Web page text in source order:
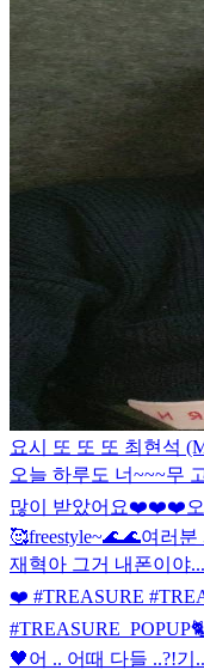
요시 또 또 또 최현석
오늘 하루도 너~~~무
많이 받았어요❤️❤️❤️
🥰freestyle~🌊🌊여러분
재혁아 그거 내폰이야
❤️ #TREASURE
#TREASURE_POPUP
🖤어 .. 어때 다들 ..?!기